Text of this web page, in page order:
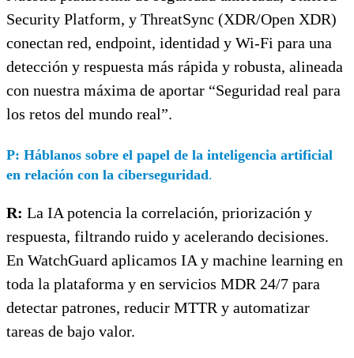
Security Platform, y ThreatSync (XDR/Open XDR)
conectan red, endpoint, identidad y Wi-Fi para una
detección y respuesta más rápida y robusta, alineada
con nuestra máxima de aportar “Seguridad real para
los retos del mundo real”.
P: Háblanos sobre el papel de la inteligencia artificial
en relación con la ciberseguridad.
R: La IA potencia la correlación, priorización y
respuesta, filtrando ruido y acelerando decisiones.
En WatchGuard aplicamos IA y machine learning en
toda la plataforma y en servicios MDR 24/7 para
detectar patrones, reducir MTTR y automatizar
tareas de bajo valor.